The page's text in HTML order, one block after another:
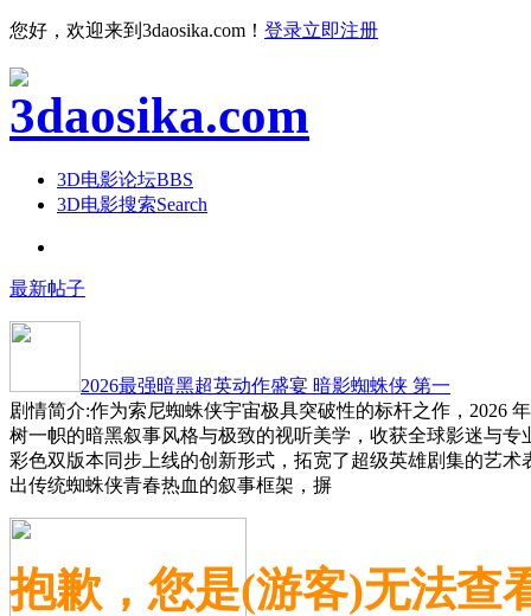
您好，欢迎来到3daosika.com！ 登录立即注册
3D电影论坛BBS
3D电影搜索Search
最新帖子
2026最强暗黑超英动作盛宴 暗影蜘蛛侠 第一
剧情简介:作为索尼蜘蛛侠宇宙极具突破性的标杆之作，2026
树一帜的暗黑叙事风格与极致的视听美学，收获全球影迷与
彩色双版本同步上线的创新形式，拓宽了超级英雄剧集的艺
出传统蜘蛛侠青春热血的叙事框架，摒
抱歉，您是(游客)无法查